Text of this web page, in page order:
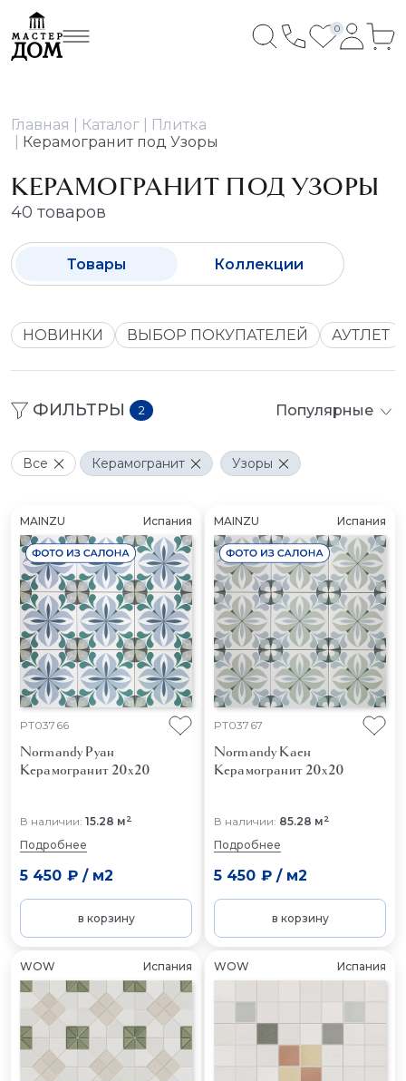
0
Главная Каталог
Плитка
Керамогранит под Узоры
КЕРАМОГРАНИТ ПОД УЗОРЫ
40 товаров
Товары Коллекции
НОВИНКИ ВЫБОР ПОКУПАТЕЛЕЙ АУТЛЕТ
ФИЛЬТРЫ 2 Популярные
Все Керамогранит Узоры
MAINZU Испания
PT03766
Normandy Руан
Керамогранит 20x20
В наличии: 15.28 м2
Подробнее
5 450 ₽/ м2
в корзину
MAINZU Испания
PT03767
Normandy Каен
Керамогранит 20x20
В наличии: 85.28 м2
Подробнее
5 450 ₽/ м2
в корзину
WOW Испания WOW Испания